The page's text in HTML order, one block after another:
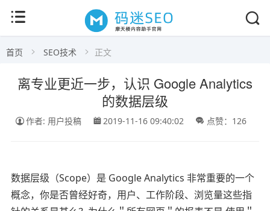
首页 SEO技术 正文
离专业更近一步，认识 Google Analytics
的数据层级
作者: 用户投稿 2019-11-16 09:40:02 点赞：126
数据层级（Scope）是 Google Analytics 非常重要的一个
概念，你是否曾经好奇，用户、工作阶段、浏览量这些指